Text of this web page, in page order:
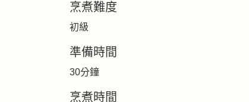
烹煮難度
初級
準備時間
30分鐘
烹煮時間